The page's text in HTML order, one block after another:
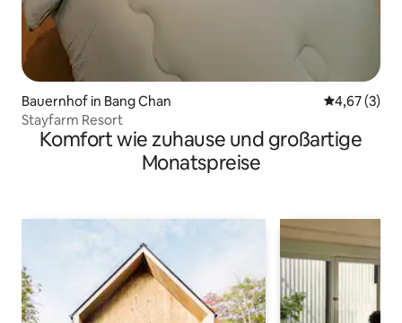
Bauernhof in Bang Chan
4,67 (3)
Stayfarm Resort
Komfort wie zuhause und großartige
Monatspreise